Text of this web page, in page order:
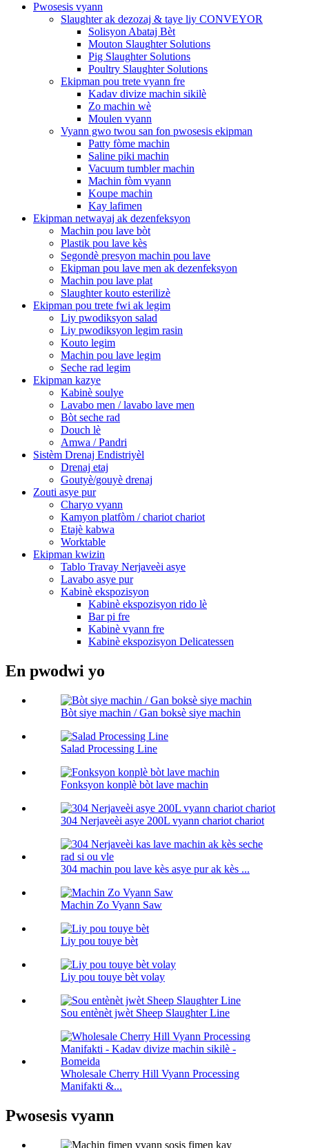
Pwosesis vyann
Slaughter ak dezozaj & taye liy CONVEYOR
Solisyon Abataj Bèt
Mouton Slaughter Solutions
Pig Slaughter Solutions
Poultry Slaughter Solutions
Ekipman pou trete vyann fre
Kadav divize machin sikilè
Zo machin wè
Moulen vyann
Vyann gwo twou san fon pwosesis ekipman
Patty fòme machin
Saline piki machin
Vacuum tumbler machin
Machin fòm vyann
Koupe machin
Kay lafimen
Ekipman netwayaj ak dezenfeksyon
Machin pou lave bòt
Plastik pou lave kès
Segondè presyon machin pou lave
Ekipman pou lave men ak dezenfeksyon
Machin pou lave plat
Slaughter kouto esterilizè
Ekipman pou trete fwi ak legim
Liy pwodiksyon salad
Liy pwodiksyon legim rasin
Kouto legim
Machin pou lave legim
Seche rad legim
Ekipman kazye
Kabinè soulye
Lavabo men / lavabo lave men
Bòt seche rad
Douch lè
Amwa / Pandri
Sistèm Drenaj Endistriyèl
Drenaj etaj
Goutyè/gouyè drenaj
Zouti asye pur
Charyo vyann
Kamyon platfòm / chariot chariot
Etajè kabwa
Worktable
Ekipman kwizin
Tablo Travay Nerjaveèi asye
Lavabo asye pur
Kabinè ekspozisyon
Kabinè ekspozisyon rido lè
Bar pi fre
Kabinè vyann fre
Kabinè ekspozisyon Delicatessen
En pwodwi yo
Bòt siye machin / Gan boksè siye machin
Salad Processing Line
Fonksyon konplè bòt lave machin
304 Nerjaveèi asye 200L vyann chariot chariot
304 machin pou lave kès asye pur ak kès ...
Machin Zo Vyann Saw
Liy pou touye bèt
Liy pou touye bèt volay
Sou entènèt jwèt Sheep Slaughter Line
Wholesale Cherry Hill Vyann Processing
Manifakti &...
Pwosesis vyann